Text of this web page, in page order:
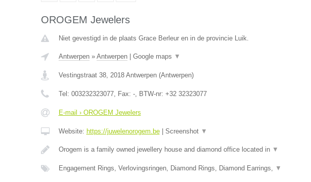
OROGEM Jewelers
Niet gevestigd in de plaats Grace Berleur en in de provincie Luik.
Antwerpen» Antwerpen| Google maps ▼
Vestingstraat 38, 2018 Antwerpen(Antwerpen)
Tel: 003232323077, Fax: -, BTW-nr: +32 32323077
E-mail › OROGEM Jewelers
Website: https://juwelenorogem.be| Screenshot ▼
Orogem is a family owned jewellery house and diamond office located in ▼
Engagement Rings, Verlovingsringen, Diamond Rings, Diamond Earrings, ▼